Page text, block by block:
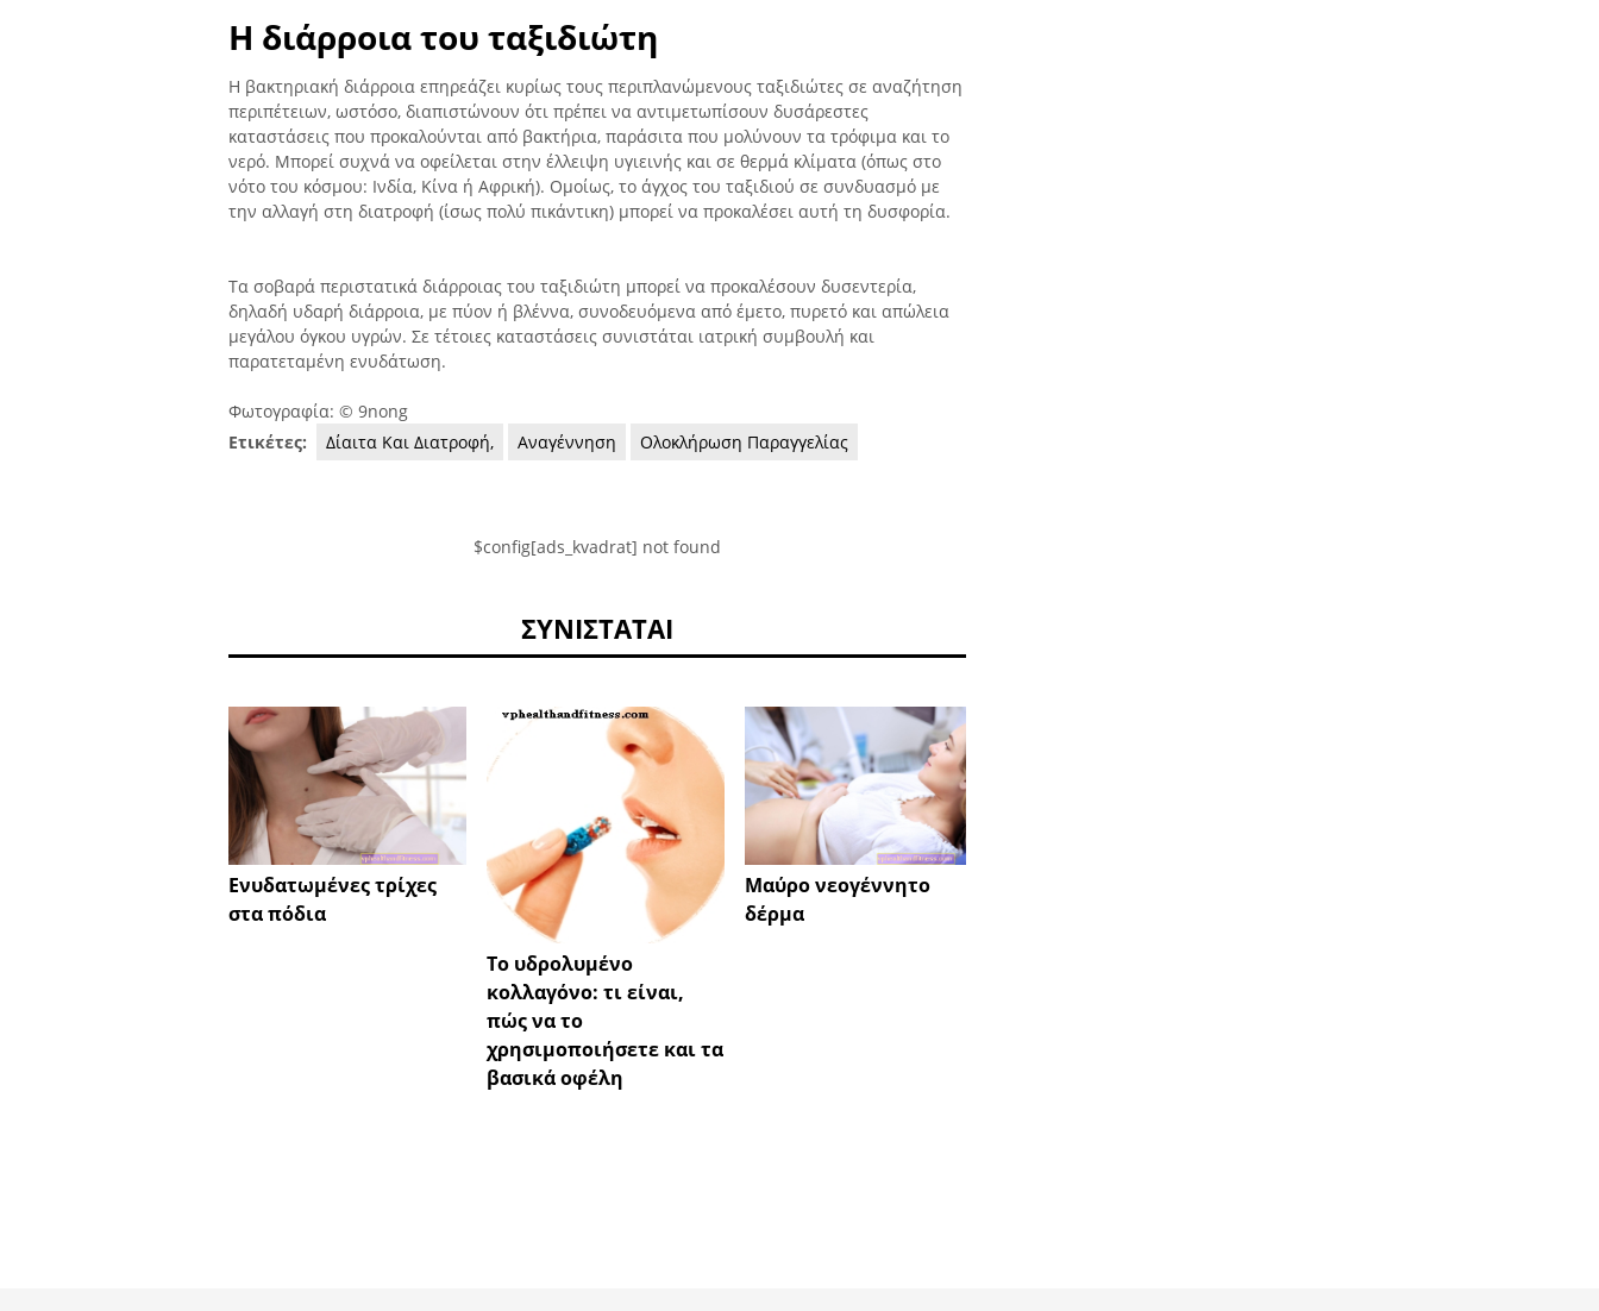
Η διάρροια του ταξιδιώτη
Η βακτηριακή διάρροια επηρεάζει κυρίως τους περιπλανώμενους ταξιδιώτες σε αναζήτηση
περιπέτειων, ωστόσο, διαπιστώνουν ότι πρέπει να αντιμετωπίσουν δυσάρεστες
καταστάσεις που προκαλούνται από βακτήρια, παράσιτα που μολύνουν τα τρόφιμα και το
νερό. Μπορεί συχνά να οφείλεται στην έλλειψη υγιεινής και σε θερμά κλίματα (όπως στο
νότο του κόσμου: Ινδία, Κίνα ή Αφρική). Ομοίως, το άγχος του ταξιδιού σε συνδυασμό με
την αλλαγή στη διατροφή (ίσως πολύ πικάντικη) μπορεί να προκαλέσει αυτή τη δυσφορία.
Τα σοβαρά περιστατικά διάρροιας του ταξιδιώτη μπορεί να προκαλέσουν δυσεντερία,
δηλαδή υδαρή διάρροια, με πύον ή βλέννα, συνοδευόμενα από έμετο, πυρετό και απώλεια
μεγάλου όγκου υγρών. Σε τέτοιες καταστάσεις συνιστάται ιατρική συμβουλή και
παρατεταμένη ενυδάτωση.
Φωτογραφία: © 9nong
Ετικέτες:
Δίαιτα Και Διατροφή, Αναγέννηση Ολοκλήρωση Παραγγελίας
$config[ads_kvadrat] not found
ΣΥΝΙΣΤΆΤΑΙ
Ενυδατωμένες τρίχες
στα πόδια
Το υδρολυμένο
κολλαγόνο: τι είναι,
πώς να το
χρησιμοποιήσετε και τα
βασικά οφέλη
Μαύρο νεογέννητο
δέρμα